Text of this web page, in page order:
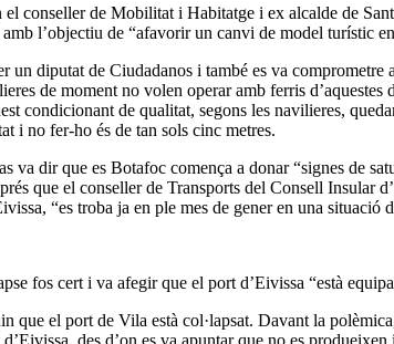
conseller de Mobilitat i Habitatge i ex alcalde de
l’objectiu de “afavorir un canvi de model turístic
un diputat de Ciudadanos i també es va
de moment no volen operar amb ferris
condicionant de qualitat, segons les navilieres,
i no fer-ho és de tan sols cinc metres.
dir que es Botafoc comença a donar “signes de
que el conseller de Transports del Consell Insular
“es troba ja en ple mes de gener en una situació
fos cert i va afegir que el port d’Eivissa “està
el port de Vila està col·lapsat. Davant la
des d’on es va apuntar que no es